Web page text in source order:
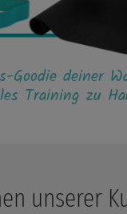
Goodie deiner
Training zu
unserer